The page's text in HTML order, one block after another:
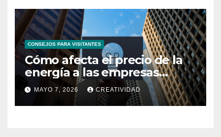
CONSEJOS PARA VISITANTES
Cómo afecta el precio de la
energía a las empresas
españolas
MAYO 7, 2026 CREATIVIDAD